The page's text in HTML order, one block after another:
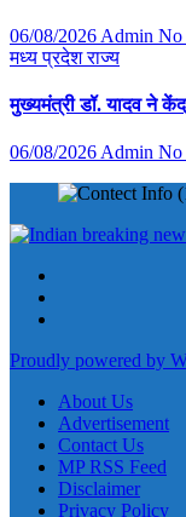
06/08/2026 Admin No
मध्य प्रदेशराज्य
मुख्यमंत्री डॉ. यादव ने
06/08/2026 Admin No
Proudly powered by
About Us
Advertisement
Contact Us
MP RSS Feed
Disclaimer
Privacy Policy